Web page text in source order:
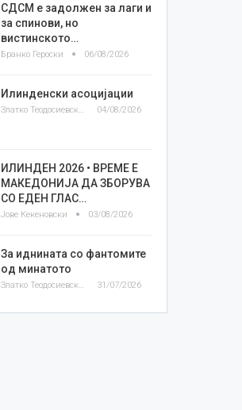
СДСМ е задолжен за лаги и
за спинови, но
вистинското…
Бранко Героски 06/08/2026
Илинденски асоцијации
Златко Теодосиевски 04/08/2026
ИЛИНДЕН 2026 • ВРЕМЕ Е
МАКЕДОНИЈА ДА ЗБОРУВА
СО ЕДЕН ГЛАС…
Јове Кекеновски 03/08/2026
За иднината со фантомите
од минатото
Златко Теодосиевски 31/07/2026